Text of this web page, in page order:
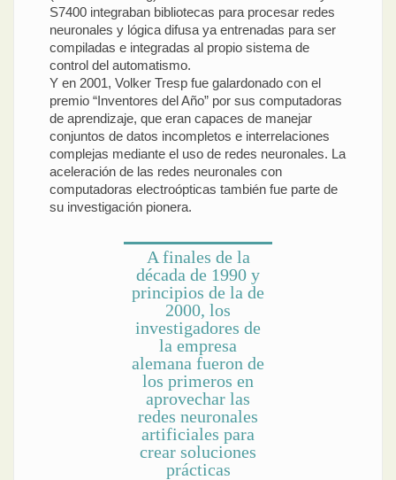
S7400 integraban bibliotecas para procesar redes
neuronales y lógica difusa ya entrenadas para ser
compiladas e integradas al propio sistema de
control del automatismo.
Y en 2001, Volker Tresp fue galardonado con el
premio “Inventores del Año” por sus computadoras
de aprendizaje, que eran capaces de manejar
conjuntos de datos incompletos e interrelaciones
complejas mediante el uso de redes neuronales. La
aceleración de las redes neuronales con
computadoras electroópticas también fue parte de
su investigación pionera.
A finales de la
década de 1990 y
principios de la de
2000, los
investigadores de
la empresa
alemana fueron de
los primeros en
aprovechar las
redes neuronales
artificiales para
crear soluciones
prácticas